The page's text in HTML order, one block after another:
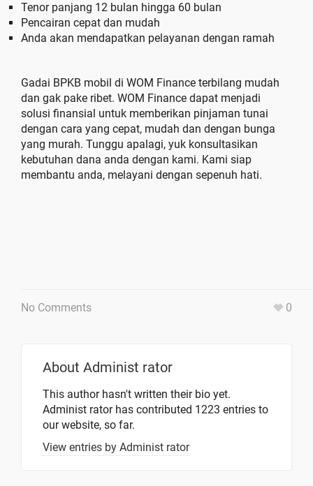
Tenor panjang 12 bulan hingga 60 bulan
Pencairan cepat dan mudah
Anda akan mendapatkan pelayanan dengan ramah
Gadai BPKB mobil di WOM Finance terbilang mudah
dan gak pake ribet. WOM Finance dapat menjadi
solusi finansial untuk memberikan pinjaman tunai
dengan cara yang cepat, mudah dan dengan bunga
yang murah. Tunggu apalagi, yuk konsultasikan
kebutuhan dana anda dengan kami. Kami siap
membantu anda, melayani dengan sepenuh hati.
No Comments 0
About Administ rator
This author hasn't written their bio yet.
Administ ratorhas contributed 1223 entries to
our website, so far.
View entries by Administ rator